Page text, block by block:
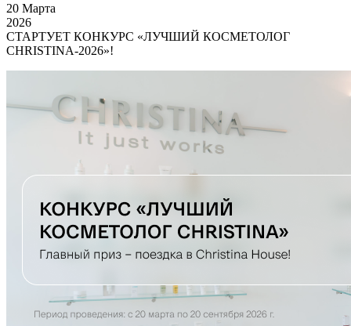
20 Марта
2026
СТАРТУЕТ КОНКУРС «ЛУЧШИЙ КОСМЕТОЛОГ
CHRISTINA-2026»!